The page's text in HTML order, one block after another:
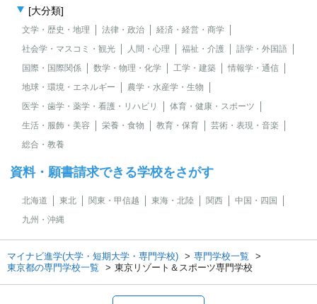
[大分類]
文学・歴史・地理 法律・政治
経済・経営・商学
社会学・マスコミ・観光
人間・心理 福祉・介護
語学・外国語
国際・国際関係
数学・物理・化学 工学・建築
情報学・通信
地球・環境・エネルギー
農学・水産学・生物
医学・歯学・薬学・看護・リハビリ
体育・健康・スポーツ
生活・服飾・美容
栄養・食物 教育・保育
芸術・表現・音楽
総合・教養
資料・願書請求できる学校をさがす
北海道 東北 関東・甲信越 東海・北陸 関西
中国・四国
九州・沖縄
マイナビ進学(大学・短期大学・専門学校)
専門学校一覧
東京都の専門学校一覧
東京リゾート＆スポーツ専門学校